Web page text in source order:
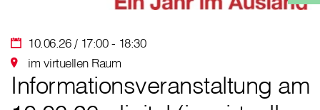
10.06.26 / 17:00 - 18:30
im virtuellen Raum
Informationsveranstaltung am